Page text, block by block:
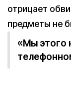
отрицает
предметы не
«Мы этого